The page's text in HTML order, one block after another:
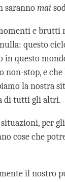
sarannomai
e
questo
in questo
stop, e che
la nostra
di tutti gli altri.
per
cose che
il nostro